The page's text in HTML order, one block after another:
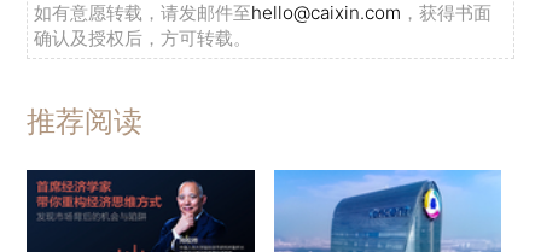
如有意愿转载，请发邮件至hello@caixin.com ，获得书面
确认及授权后，方可转载。
推荐阅读